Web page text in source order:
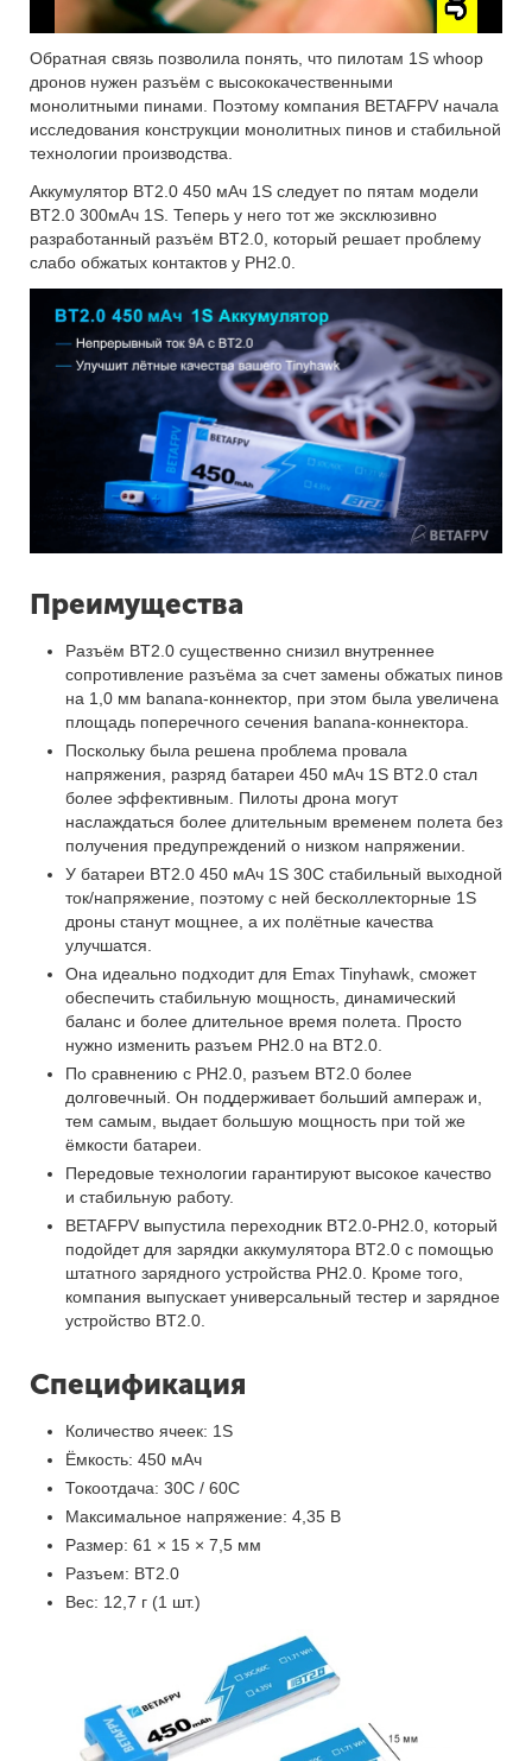
Обратная связь позволила понять, что пилотам 1S whoop
дронов нужен разъём с высококачественными
монолитными пинами. Поэтому компания BETAFPV начала
исследования конструкции монолитных пинов и стабильной
технологии производства.
Аккумулятор BT2.0 450 мАч 1S следует по пятам модели
BT2.0 300мАч 1S. Теперь у него тот же эксклюзивно
разработанный разъём BT2.0, который решает проблему
слабо обжатых контактов у PH2.0.
Преимущества
Разъём BT2.0 существенно снизил внутреннее
сопротивление разъёма за счет замены обжатых пинов
на 1,0 мм banana-коннектор, при этом была увеличена
площадь поперечного сечения banana-коннектора.
Поскольку была решена проблема провала
напряжения, разряд батареи 450 мАч 1S BT2.0 стал
более эффективным. Пилоты дрона могут
наслаждаться более длительным временем полета без
получения предупреждений о низком напряжении.
У батареи BT2.0 450 мАч 1S 30C стабильный выходной
ток/напряжение, поэтому с ней бесколлекторные 1S
дроны станут мощнее, а их полётные качества
улучшатся.
Она идеально подходит для Emax Tinyhawk, сможет
обеспечить стабильную мощность, динамический
баланс и более длительное время полета. Просто
нужно изменить разъем PH2.0 на BT2.0.
По сравнению с PH2.0, разъем BT2.0 более
долговечный. Он поддерживает больший ампераж и,
тем самым, выдает большую мощность при той же
ёмкости батареи.
Передовые технологии гарантируют высокое качество
и стабильную работу.
BETAFPV выпустила переходник BT2.0-PH2.0, который
подойдет для зарядки аккумулятора BT2.0 с помощью
штатного зарядного устройства PH2.0. Кроме того,
компания выпускает универсальный тестер и зарядное
устройство BT2.0.
Спецификация
Количество ячеек: 1S
Ёмкость: 450 мАч
Токоотдача: 30C / 60C
Максимальное напряжение: 4,35 В
Размер: 61 × 15 × 7,5 мм
Разъем: BT2.0
Вес: 12,7 г (1 шт.)